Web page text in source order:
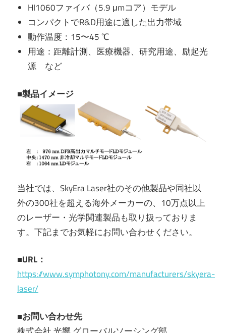
HI1060ファイバ（5.9 μmコア）モデル
コンパクトでR&D用途に適した出力帯域
動作温度：15〜45 ℃
用途：距離計測、医療機器、研究用途、励起光
源 など
■製品イメージ
当社では、SkyEra Laser社のその他製品や同社以
外の300社を超える海外メーカーの、10万点以上
のレーザー・光学関連製品も取り扱っておりま
す。下記までお気軽にお問い合わせください。
■URL：
https://www.symphotony.com/manufacturers/skyera-
laser/
■お問い合わせ先